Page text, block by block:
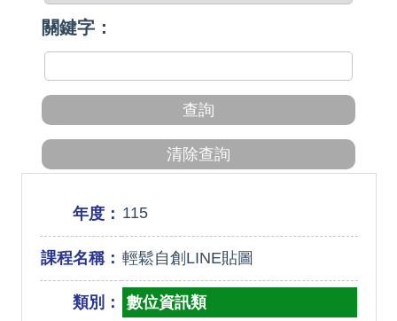
關鍵字：
年度： 115
課程名稱： 輕鬆自創LINE貼圖
類別： 數位資訊類